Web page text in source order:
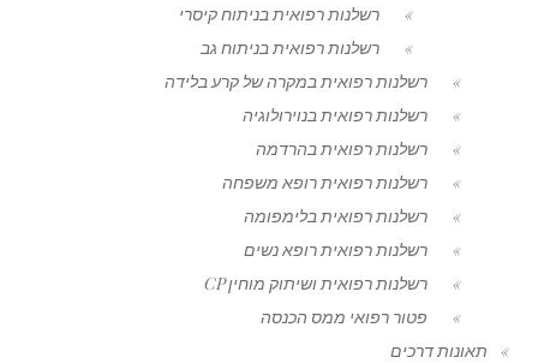
רשלנות רפואית בניתוח קיסרי
רשלנות רפואית בניתוח גב
רשלנות רפואית במקרה של קרע בלידה
רשלנות רפואית בנוירולוגיה
רשלנות רפואית בהרדמה
רשלנות רפואית רופא משפחה
רשלנות רפואית בלימפומה
רשלנות רפואית רופא נשים
רשלנות רפואית ושיתוק מוחין CP
פטור רפואי ממס הכנסה
תאונות דרכים